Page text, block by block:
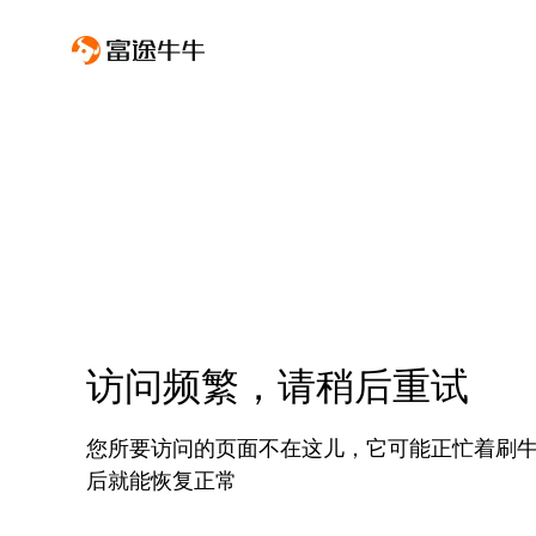
访问频繁，请稍后重试
您所要访问的页面不在这儿，它可能正忙着刷
后就能恢复正常